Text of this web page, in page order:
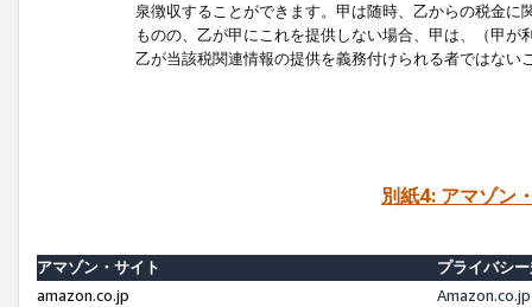
泉徴収することができます。甲は随時、乙からの税金
ものの、乙が甲にこれを提供しない場合、甲は、（甲
乙が当該税関連情報の提供を義務付けられる者ではな
別紙4: アマゾン
アマゾン・サイト
プライバシ
amazon.co.jp